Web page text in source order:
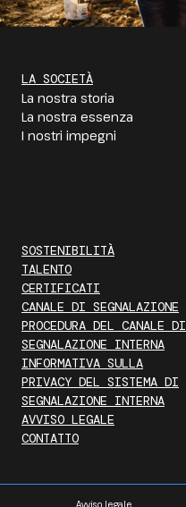
LA SOCIETÀ
La nostra storia
La nostra essenza
I nostri impegni
SOSTENIBILITÀ
TALENTO
CERTIFICATI
CANALE DI SEGNALAZIONE
PROCEDURA DEL CANALE DI
SEGNALAZIONE INTERNA
INFORMATIVA SULLA
PRIVACY DEL SISTEMA DI
SEGNALAZIONE INTERNA
AVVISO LEGALE
CONTATTO